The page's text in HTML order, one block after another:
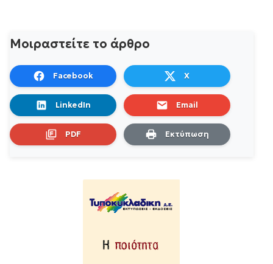
Μοιραστείτε το άρθρο
Facebook X
LinkedIn Email
PDF Εκτύπωση